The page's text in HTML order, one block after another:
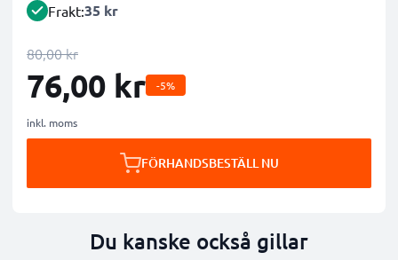
Frakt:35 kr
80,00 kr
76,00 kr -5%
inkl. moms
FÖRHANDSBESTÄLL NU
Du kanske också gillar